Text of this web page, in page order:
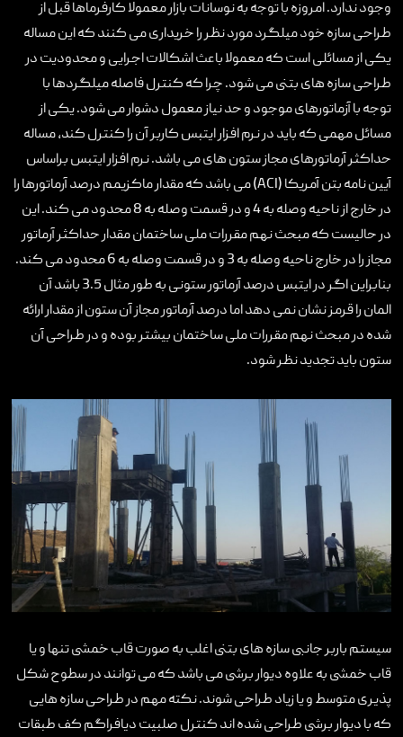
وجود ندارد. امروزه با توجه به نوسانات بازار معمولا کارفرماها قبل از
طراحی سازه خود میلگرد مورد نظر را خریداری می کنند که این مساله
یکی از مسائلی است که معمولا باعث اشکالات اجرایی و محدودیت در
طراحی سازه های بتنی می شود. چرا که کنترل فاصله میلگردها با
توجه با آزماتورهای موجود و حد نیاز معمول دشوار می شود. یکی از
مسائل مهمی که باید در نرم افزار ایتبس کاربر آن را کنترل کند، مساله
حداکثر آرماتورهای مجاز ستون های می باشد. نرم افزار ایتبس براساس
آیین نامه بتن آمریکا (ACI) می باشد که مقدار ماکزیمم درصد آرماتورها را
در خارج از ناحیه وصله به 4 و در قسمت وصله به 8 محدود می کند. این
در حالیست که مبحث نهم مقررات ملی ساختمان مقدار حداکثر آرماتور
مجاز را در خارج ناحیه وصله به 3 و در قسمت وصله به 6 محدود می کند.
بنابراین اگر در ایتبس درصد آرماتور ستونی به طور مثال 3.5 باشد آن
المان را قرمز نشان نمی دهد اما درصد آرماتور مجاز آن ستون از مقدار ارائه
شده در مبحث نهم مقررات ملی ساختمان بیشتر بوده و در طراحی آن
ستون باید تجدید نظر شود.
سیستم باربر جانبی سازه های بتنی اغلب به صورت قاب خمشی تنها و یا
قاب خمشی به علاوه دیوار برشی می باشد که می توانند در سطوح شکل
پذیری متوسط و یا زیاد طراحی شوند. نکته مهم در طراحی سازه هایی
که با دیوار برشی طراحی شده اند کنترل صلبیت دیافراگم کف طبقات